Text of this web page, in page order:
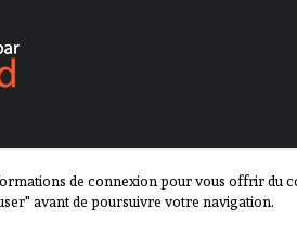
de connexion pour vous offrir du
avant de poursuivre votre navigation.